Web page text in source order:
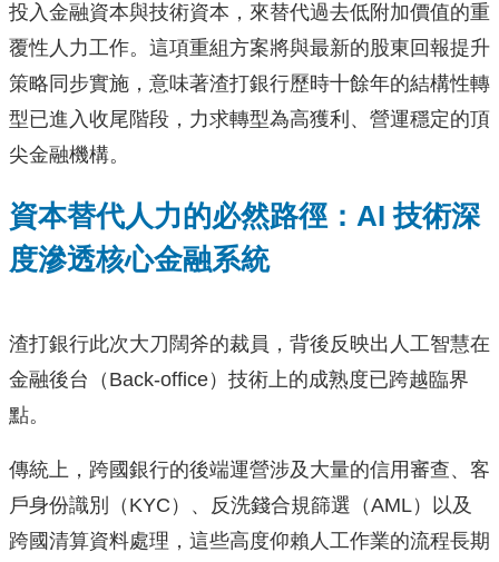
投入金融資本與技術資本，來替代過去低附加價值的重
覆性人力工作。這項重組方案將與最新的股東回報提升
策略同步實施，意味著渣打銀行歷時十餘年的結構性轉
型已進入收尾階段，力求轉型為高獲利、營運穩定的頂
尖金融機構。
資本替代人力的必然路徑：AI 技術深
度滲透核心金融系統
渣打銀行此次大刀闊斧的裁員，背後反映出人工智慧在
金融後台（Back-office）技術上的成熟度已跨越臨界
點。
傳統上，跨國銀行的後端運營涉及大量的信用審查、客
戶身份識別（KYC）、反洗錢合規篩選（AML）以及
跨國清算資料處理，這些高度仰賴人工作業的流程長期